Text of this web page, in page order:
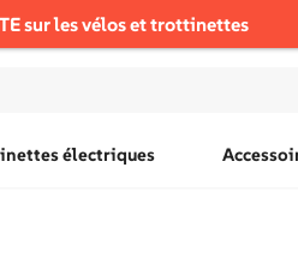
électriques
sur les vélos et trottinettes